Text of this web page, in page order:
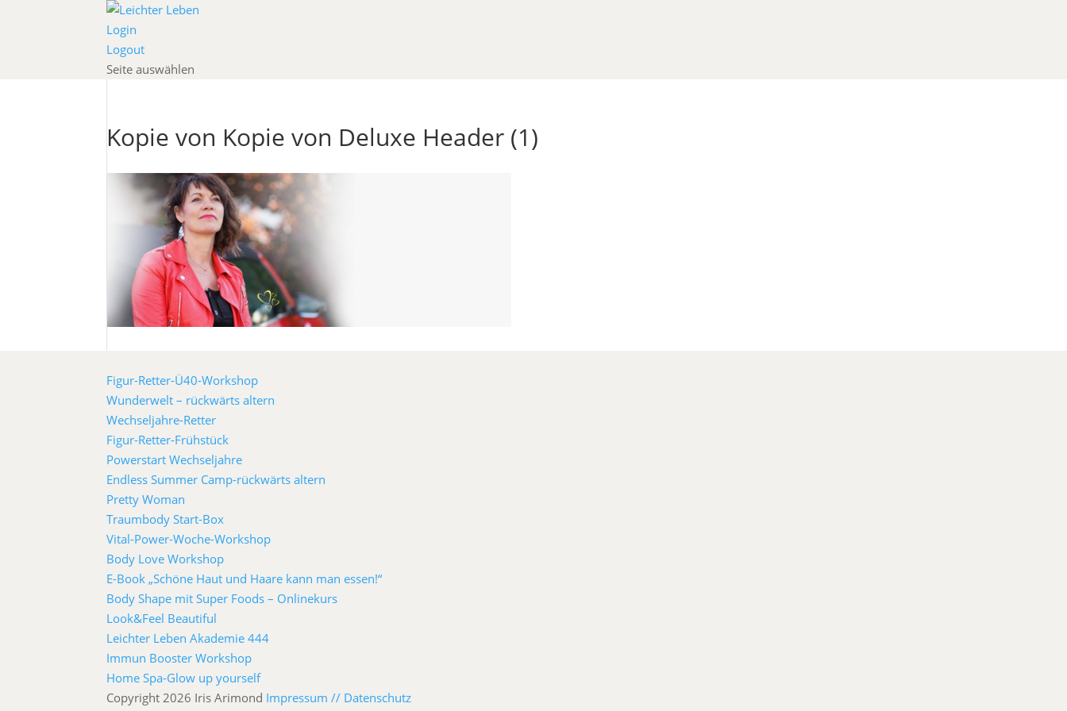
Login
Logout
Seite auswählen
Kopie von Kopie von Deluxe Header (1)
Figur-Retter-Ü40-Workshop
Wunderwelt – rückwärts altern
Wechseljahre-Retter
Figur-Retter-Frühstück
Powerstart Wechseljahre
Endless Summer Camp-rückwärts altern
Pretty Woman
Traumbody Start-Box
Vital-Power-Woche-Workshop
Body Love Workshop
E-Book „Schöne Haut und Haare kann man essen!“
Body Shape mit Super Foods – Onlinekurs
Look&Feel Beautiful
Leichter Leben Akademie 444
Immun Booster Workshop
Home Spa-Glow up yourself
Copyright 2026 Iris Arimond Impressum // Datenschutz